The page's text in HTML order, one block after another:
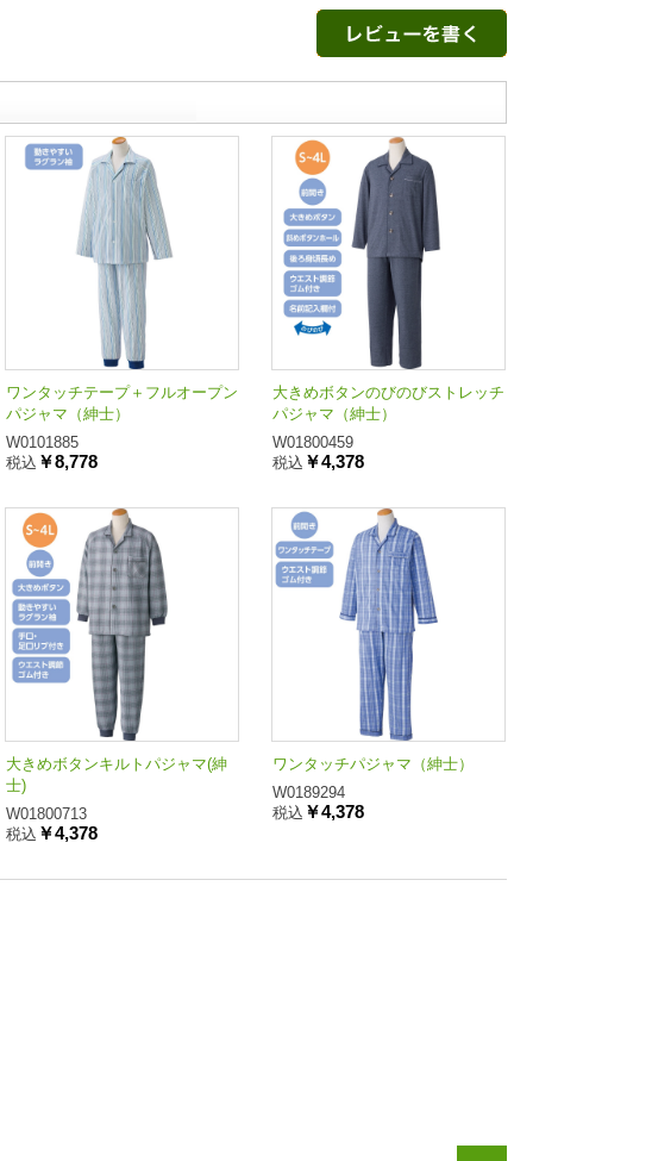
ワンタッチテープ＋フルオープン
パジャマ（紳士）
W0101885
税込 ￥8,778
大きめボタンのびのびストレッチ
パジャマ（紳士）
W01800459
税込 ￥4,378
大きめボタンキルトパジャマ(紳
士)
W01800713
税込 ￥4,378
ワンタッチパジャマ（紳士）
W0189294
税込 ￥4,378